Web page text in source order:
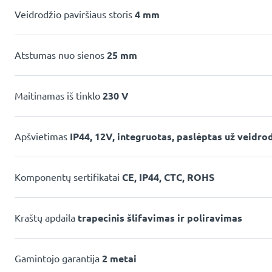
Veidrodžio paviršiaus storis 4 mm
Atstumas nuo sienos 25 mm
Maitinamas iš tinklo 230 V
Apšvietimas IP44, 12V, integruotas, paslėptas už
Komponentų sertifikatai CE, IP44, CTC, ROHS
Kraštų apdaila trapecinis šlifavimas ir poliravimas
Gamintojo garantija 2 metai